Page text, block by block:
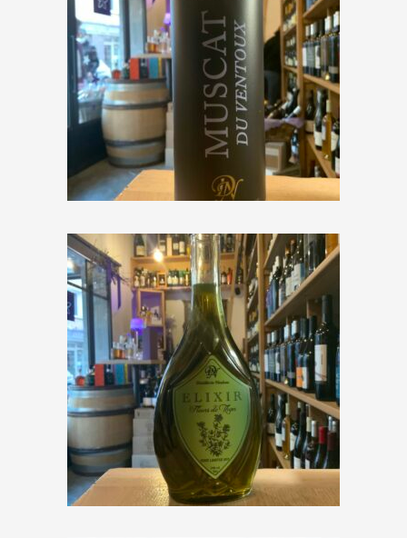
Distillerie Nicoleau « O 2 Vie
Muscat du Ventoux »
42,50
Distillerie Nicoleau « Elixir Fleurs
de Thym »
€38,00